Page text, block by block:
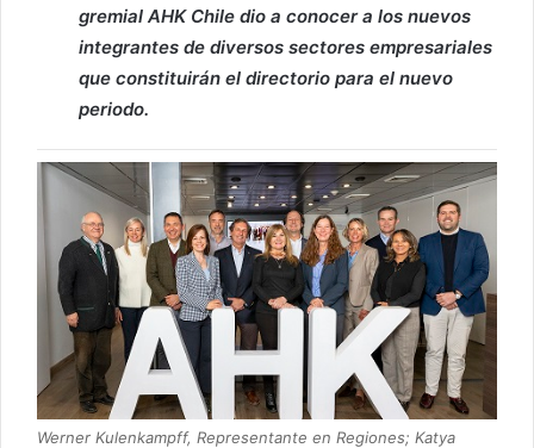
gremial AHK Chile dio a conocer a los nuevos
integrantes de diversos sectores empresariales
que constituirán el directorio para el nuevo
periodo.
Werner Kulenkampff, Representante en Regiones; Katya